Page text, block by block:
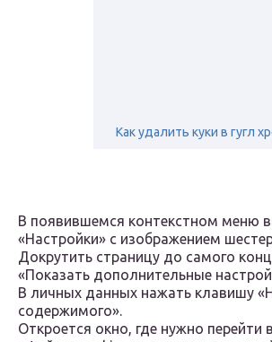
Как удалить куки в гугл
В появившемся контекстном меню
«Настройки» с изображением
Докрутить страницу до самого
«Показать дополнительные
В личных данных нажать клавишу
содержимого».
Откроется окно, где нужно перейти